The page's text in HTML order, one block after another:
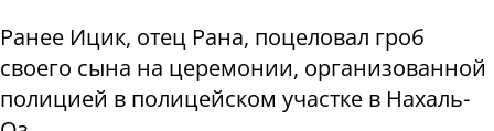
Ранее Ицик, отец Рана, поцеловал гроб
своего сына на церемонии, организованной
полицией в полицейском участке в Нахаль-